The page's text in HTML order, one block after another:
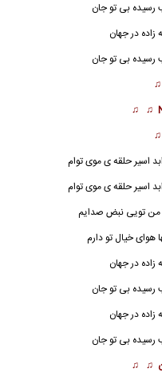
بی تو جان
در جهان
بی تو جان
♫ ♫
اسیر حلقه ی موی توام
اسیر حلقه ی موی توام
من تویی نبض صدایم
هوای خیال تو دارم
زاده در جهان
بی تو جان
در جهان
بی تو جان
♫ ♫